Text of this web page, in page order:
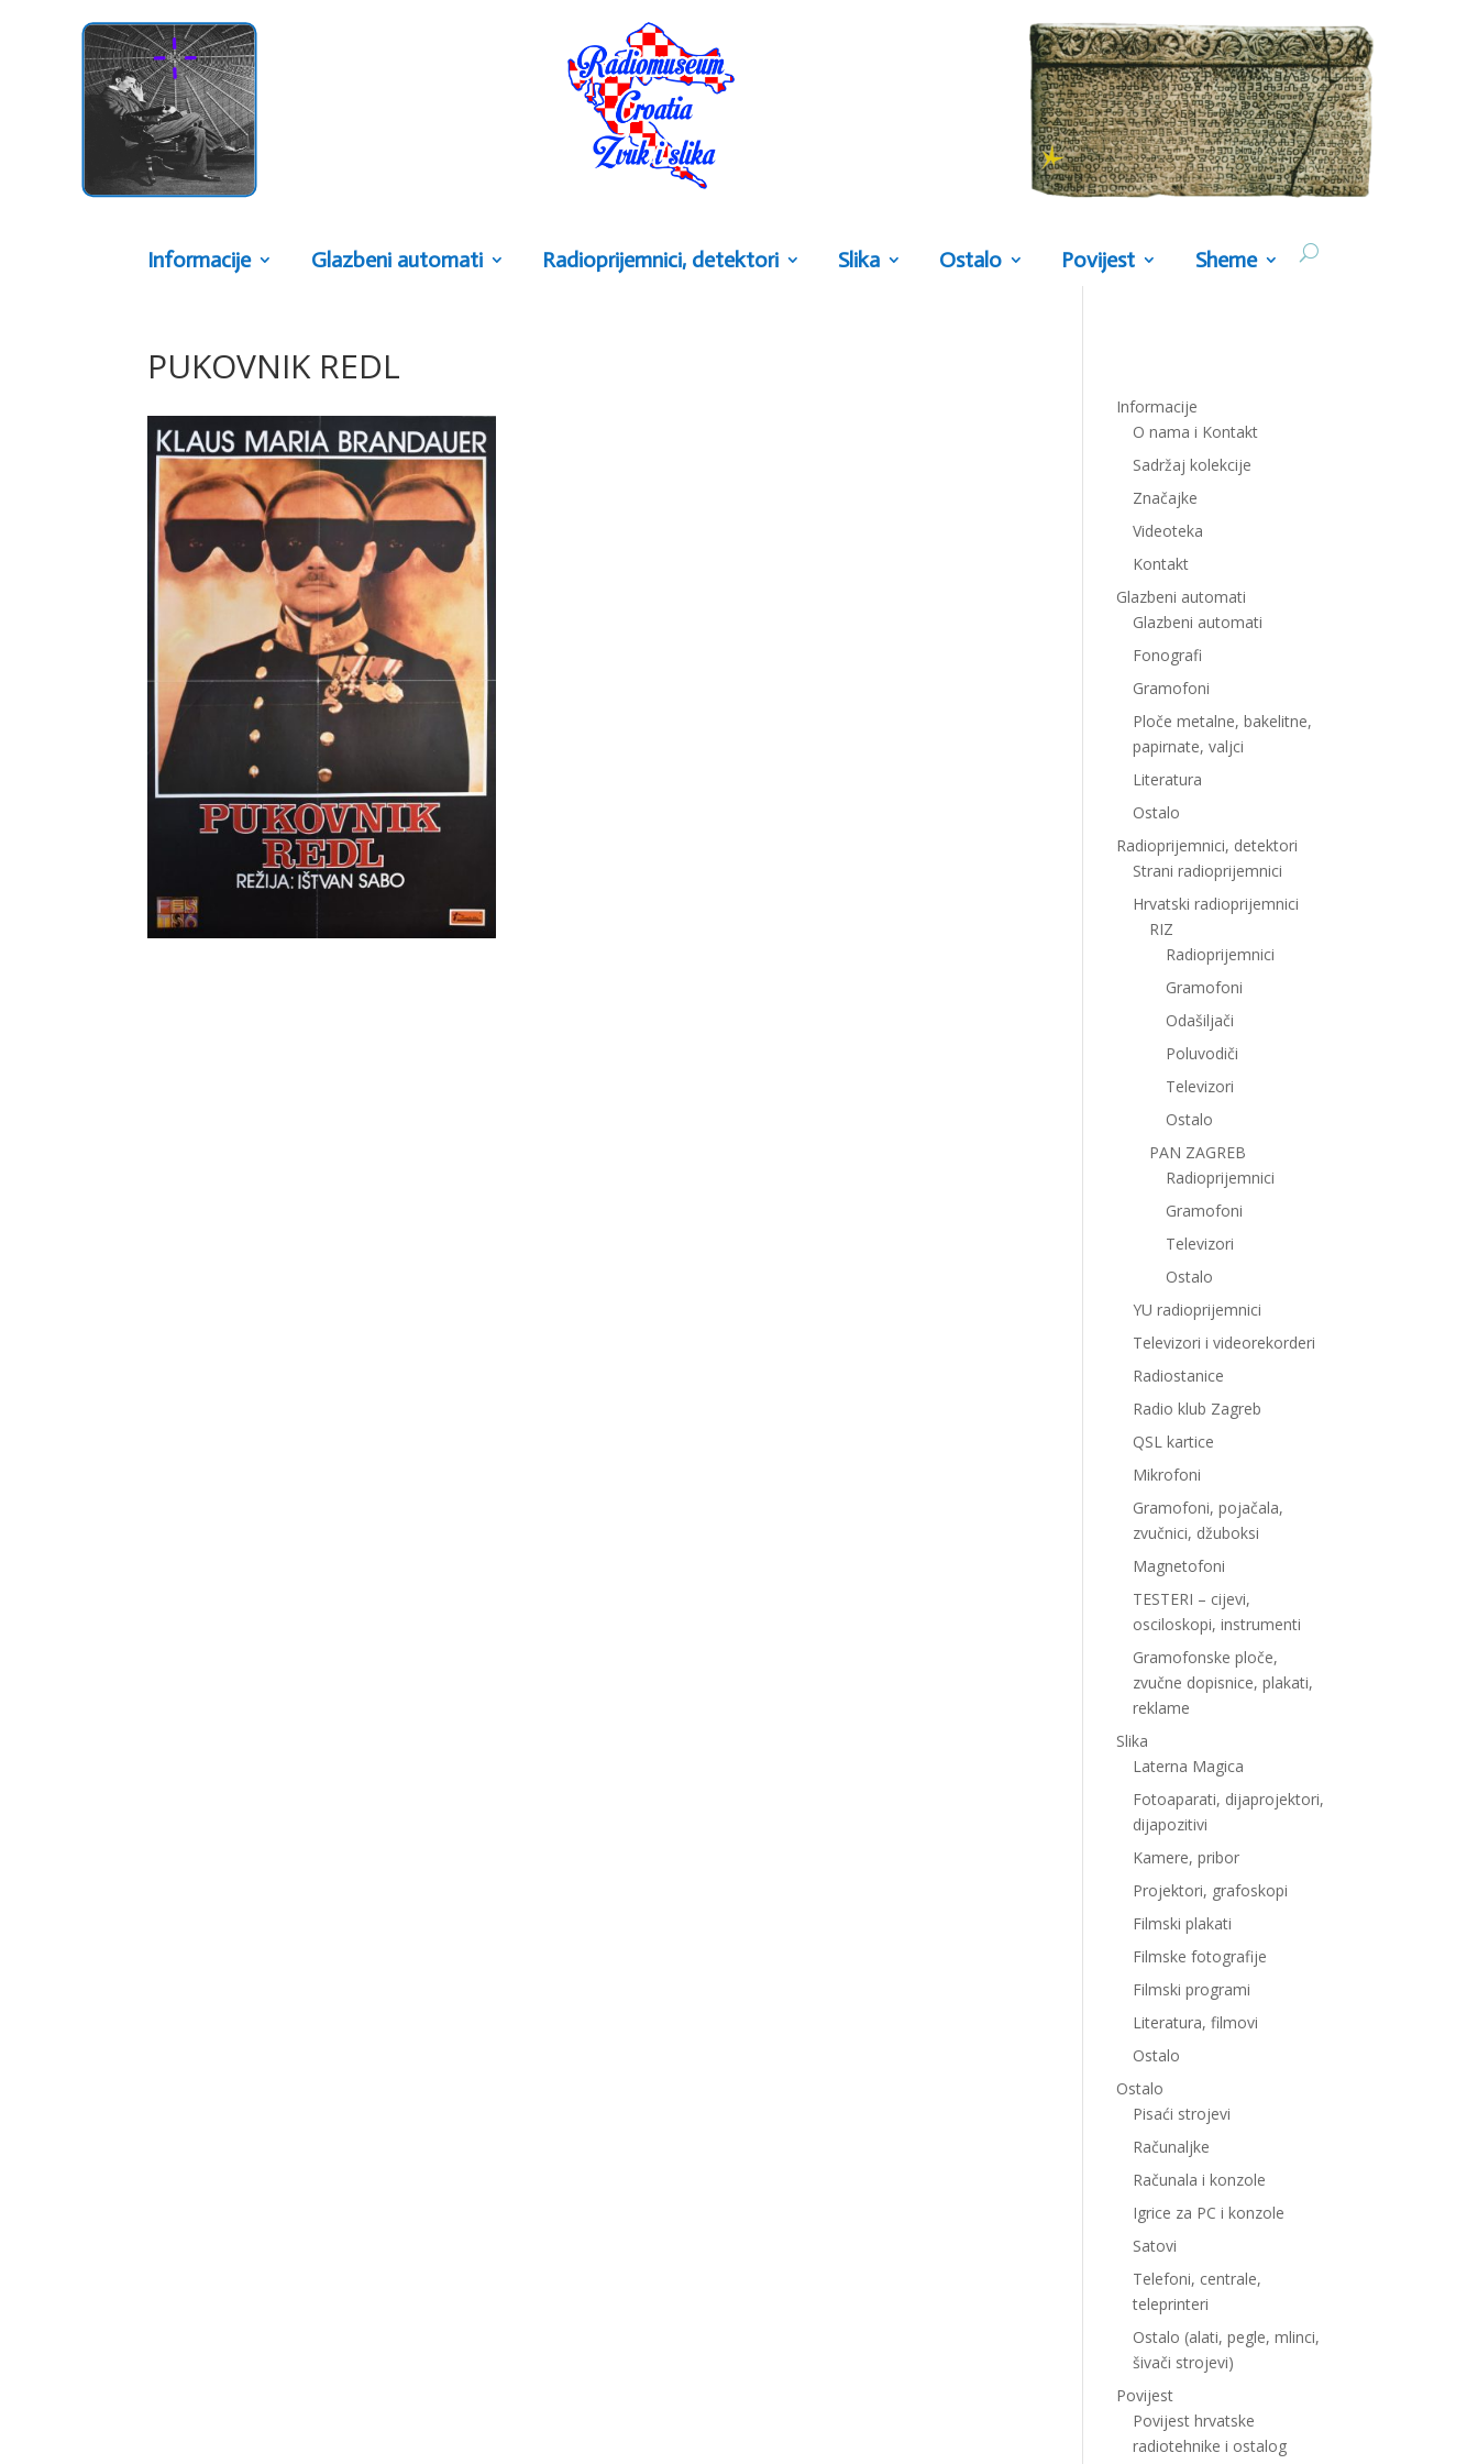
Informacije Glazbeni automati Radioprijemnici, detektori Slika Ostalo Povijest Sheme
PUKOVNIK REDL
Informacije
O nama i Kontakt
Sadržaj kolekcije
Značajke
Videoteka
Kontakt
Glazbeni automati
Glazbeni automati
Fonografi
Gramofoni
Ploče metalne, bakelitne,
papirnate, valjci
Literatura
Ostalo
Radioprijemnici, detektori
Strani radioprijemnici
Hrvatski radioprijemnici
RIZ
Radioprijemnici
Gramofoni
Odašiljači
Poluvodiči
Televizori
Ostalo
PAN ZAGREB
Radioprijemnici
Gramofoni
Televizori
Ostalo
YU radioprijemnici
Televizori i videorekorderi
Radiostanice
Radio klub Zagreb
QSL kartice
Mikrofoni
Gramofoni, pojačala,
zvučnici, džuboksi
Magnetofoni
TESTERI – cijevi,
osciloskopi, instrumenti
Gramofonske ploče,
zvučne dopisnice, plakati,
reklame
Slika
Laterna Magica
Fotoaparati, dijaprojektori,
dijapozitivi
Kamere, pribor
Projektori, grafoskopi
Filmski plakati
Filmske fotografije
Filmski programi
Literatura, filmovi
Ostalo
Ostalo
Pisaći strojevi
Računaljke
Računala i konzole
Igrice za PC i konzole
Satovi
Telefoni, centrale,
teleprinteri
Ostalo (alati, pegle, mlinci,
šivači strojevi)
Povijest
Povijest hrvatske
radiotehnike i ostalog